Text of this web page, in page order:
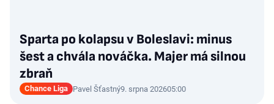
Sparta po kolapsu v Boleslavi: minus
šest a chvála nováčka. Majer má silnou
zbraň
Chance Liga Pavel Šťastný9. srpna 202605:00